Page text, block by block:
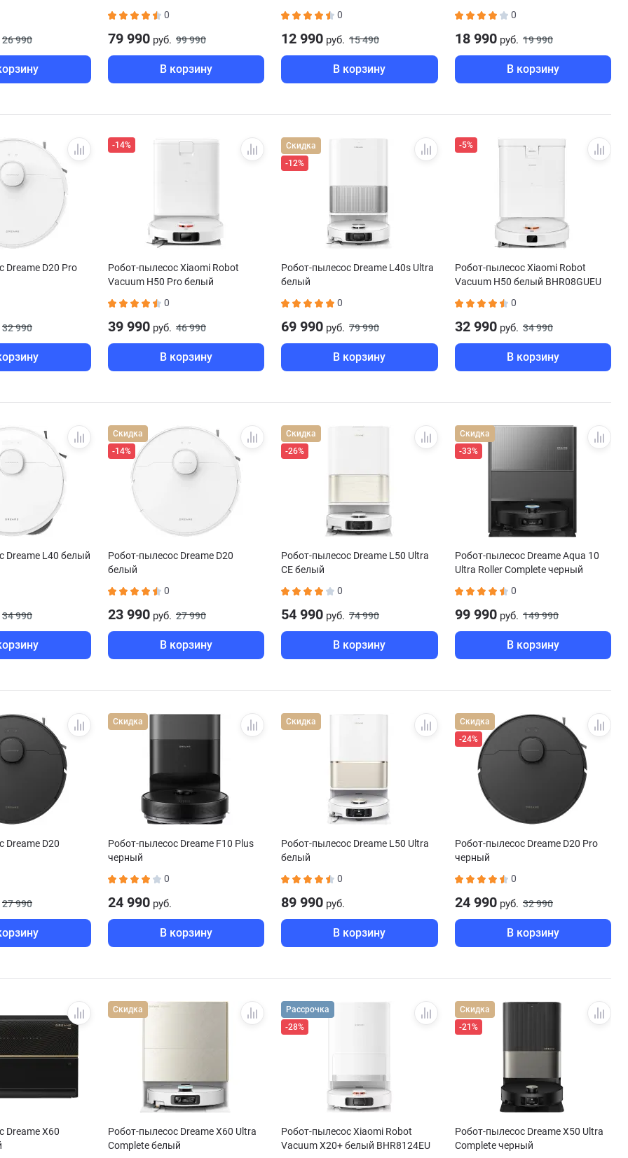
26 990
0
79 990руб. 99 990
В корзину
0
12 990 руб. 15 490
В корзину
0
18 990руб. 19 990
В корзину
Dreame D20 Pro
32 990
-14%
Робот-пылесос Xiaomi Robot
Vacuum H50 Pro белый
0
39 990руб. 46 990
В корзину
Скидка
-12%
Робот-пылесос Dreame L40s Ultra
белый
0
69 990 руб. 79 990
В корзину
-5%
Робот-пылесос Xiaomi Robot
Vacuum H50 белый BHR08GUEU
0
32 990руб. 34 990
В корзину
Dreame L40 белый
34 990
Скидка
-14%
Робот-пылесос Dreame D20
белый
0
23 990руб. 27 990
В корзину
Скидка
-26%
Робот-пылесос Dreame L50 Ultra
CE белый
0
54 990 руб. 74 990
В корзину
Скидка
-33%
Робот-пылесос Dreame Aqua 10
Ultra Roller Complete черный
0
99 990руб. 149 990
В корзину
Dreame D20
27 990
Скидка
Робот-пылесос Dreame F10 Plus
черный
0
24 990руб.
В корзину
Скидка
Робот-пылесос Dreame L50 Ultra
белый
0
89 990 руб.
В корзину
Скидка
-24%
Робот-пылесос Dreame D20 Pro
черный
0
24 990руб. 32 990
В корзину
Dreame X60
Скидка
Робот-пылесос Dreame X60 Ultra
Complete белый
Рассрочка
-28%
Робот-пылесос Xiaomi Robot
Vacuum X20+ белый BHR8124EU
Скидка
-21%
Робот-пылесос Dreame X50 Ultra
Complete черный